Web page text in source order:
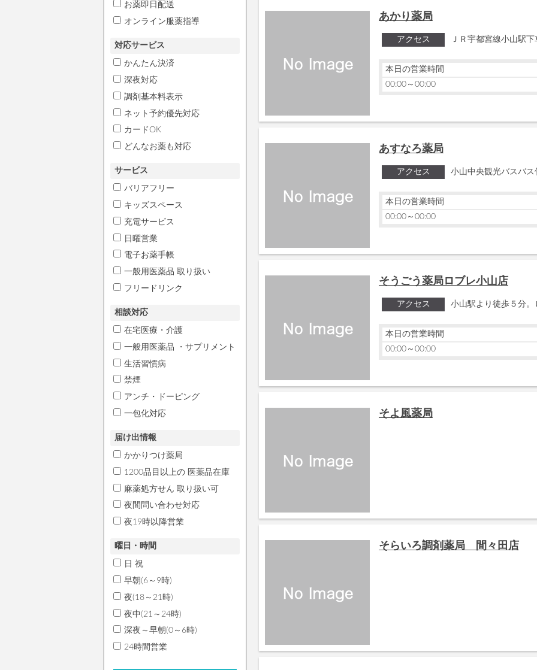
お薬即日配送
オンライン服薬指導
対応サービス
かんたん決済
深夜対応
調剤基本料表示
ネット予約優先対応
カードOK
どんなお薬も対応
サービス
バリアフリー
キッズスペース
充電サービス
日曜営業
電子お薬手帳
一般用医薬品 取り扱い
フリードリンク
相談対応
在宅医療・介護
一般用医薬品 ・サプリメント
生活習慣病
禁煙
アンチ・ドーピング
一包化対応
届け出情報
かかりつけ薬局
1200品目以上の 医薬品在庫
麻薬処方せん 取り扱い可
夜間問い合わせ対応
夜19時以降営業
曜日・時間
日 祝
早朝(6～9時)
夜(18～21時)
夜中(21～24時)
深夜～早朝(0～6時)
24時間営業
あかり薬局
アクセス ＪＲ宇都宮線小山駅
本日の営業時間
00:00～00:00
あすなろ薬局
アクセス 小山中央観光バスバ
本日の営業時間
00:00～00:00
そうごう薬局ロブレ小山店
アクセス 小山駅より徒歩５分
本日の営業時間
00:00～00:00
そよ風薬局
そらいろ調剤薬局 間々田店